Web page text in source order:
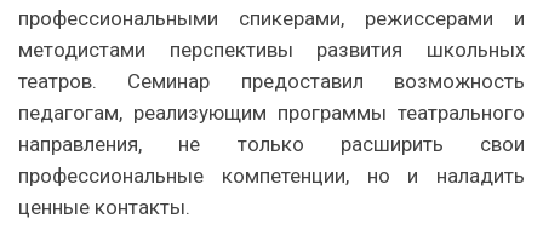
профессиональными спикерами, режиссерами и
методистами перспективы развития школьных
театров. Семинар предоставил возможность
педагогам, реализующим программы театрального
направления, не только расширить свои
профессиональные компетенции, но и наладить
ценные контакты.